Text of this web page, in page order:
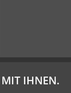
IHNEN.